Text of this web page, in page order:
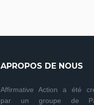
APROPOS DE NOUS
Affirmative Action a été
par un groupe de